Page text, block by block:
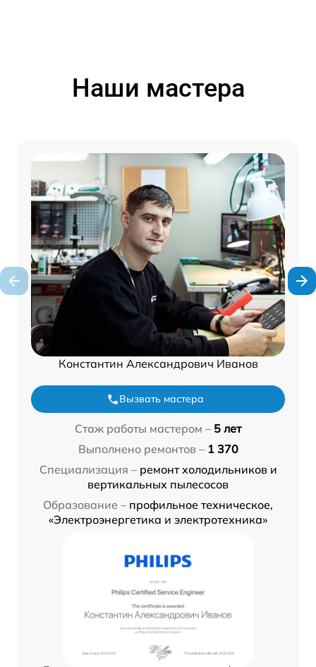
Наши мастера
Константин Александрович Иванов
Вызвать мастера
Стаж работы мастером – 5 лет
Выполнено ремонтов – 1 370
Специализация – ремонт холодильников и
вертикальных пылесосов
Образование – профильное техническое,
«Электроэнергетика и электротехника»